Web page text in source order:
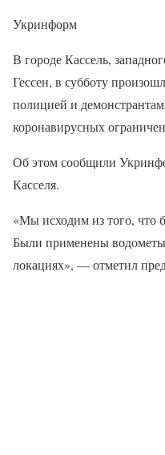
Укринформ
В городе Кассель,
Гессен, в субботу
полицией и
коронавирусных
Об этом сообщили
Касселя.
«Мы исходим из того, что
Были применены
локациях», — отметил